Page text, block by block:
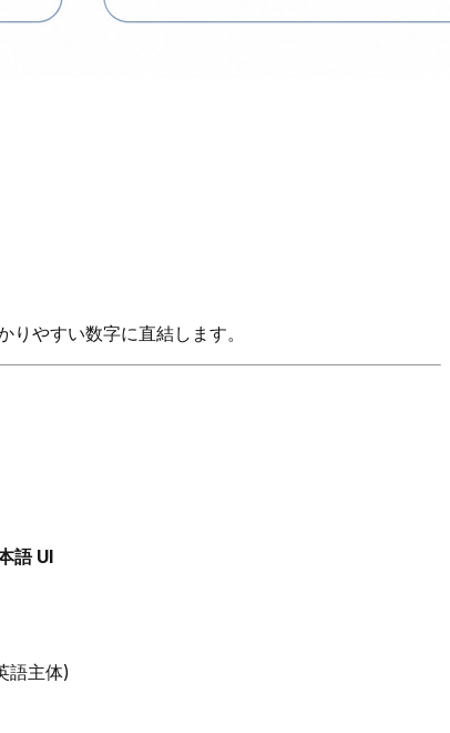
やすい数字に直結します。
語 UI
語主体)